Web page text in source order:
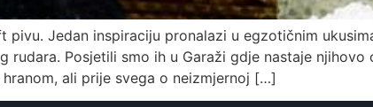
pivu. Jedan inspiraciju pronalazi u egzotičnim
rudara. Posjetili smo ih u Garaži gdje nastaje
ali prije svega o neizmjernoj […]